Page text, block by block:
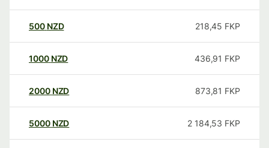
500 NZD 218,45 FKP
1000 NZD 436,91 FKP
2000 NZD 873,81 FKP
5000 NZD 2 184,53 FKP